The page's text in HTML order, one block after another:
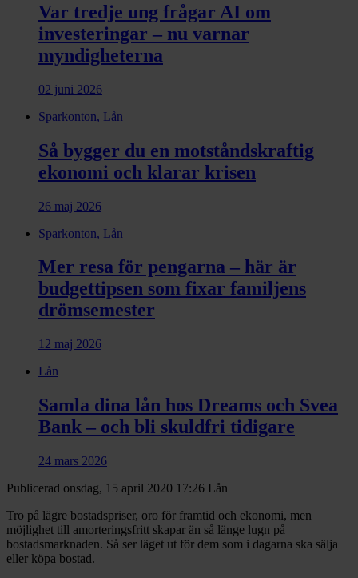
Var tredje ung frågar AI om
investeringar – nu varnar
myndigheterna
02 juni 2026
Sparkonton, Lån
Så bygger du en motståndskraftig
ekonomi och klarar krisen
26 maj 2026
Sparkonton, Lån
Mer resa för pengarna – här är
budgettipsen som fixar familjens
drömsemester
12 maj 2026
Lån
Samla dina lån hos Dreams och Svea
Bank – och bli skuldfri tidigare
24 mars 2026
Publicerad onsdag, 15 april 2020 17:26 Lån
Tro på lägre bostadspriser, oro för framtid och ekonomi, men
möjlighet till amorteringsfritt skapar än så länge lugn på
bostadsmarknaden. Så ser läget ut för dem som i dagarna ska sälja
eller köpa bostad.